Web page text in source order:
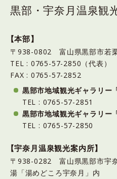
黒部・宇奈月温泉観
【本部】
〒938-0802 富山県黒部市若
TEL : 0765-57-2850（代表）
FAX : 0765-57-2852
黒部市地域観光ギャラリー
TEL : 0765-57-2851
黒部市地域観光ギャラリー
TEL : 0765-57-2850
【宇奈月温泉観光案内所】
〒938-0282 富山県黒部市宇
湯「湯めどころ宇奈月」内